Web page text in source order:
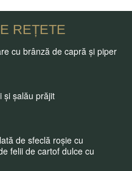
REȚETE
cu brânză de capră și piper
și șalău prăjit
de sfeclă roșie cu
felii de cartof dulce cu